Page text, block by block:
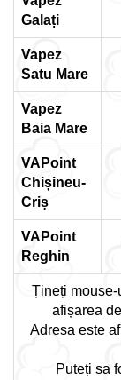
Galați
Vapez
Satu Mare
Vapez
Baia Mare
VAPoint
Chișineu-
Criș
VAPoint
Reghin
Țineți
afișarea
Adresa este
Puteți sa